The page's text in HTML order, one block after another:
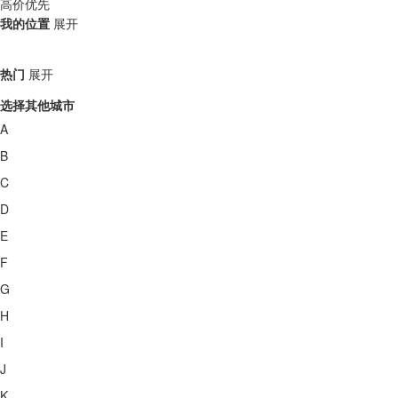
我的位置 展开
热门 展开
选择其他城市
A
B
C
D
E
F
G
H
I
J